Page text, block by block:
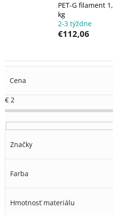
PET-G filament
kg
2-3 týždne
€112,06
Cena
€ 2
Značky
Farba
Hmotnosť materiálu